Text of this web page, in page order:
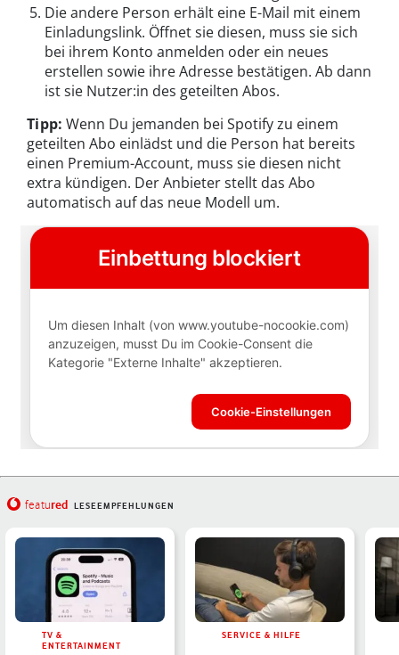
Die andere Person erhält eine E-Mail mit einem
Einladungslink. Öffnet sie diesen, muss sie sich
bei ihrem Konto anmelden oder ein neues
erstellen sowie ihre Adresse bestätigen. Ab dann
ist sie Nutzer:in des geteilten Abos.
Tipp: Wenn Du jemanden bei Spotify zu einem
geteilten Abo einlädst und die Person hat bereits
einen Premium-Account, muss sie diesen nicht
extra kündigen. Der Anbieter stellt das Abo
automatisch auf das neue Modell um.
featured LESEEMPFEHLUNGEN
TV &
ENTERTAINMENT
SERVICE & HILFE